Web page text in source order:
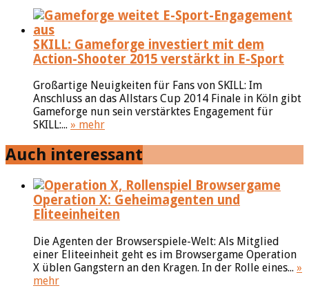
SKILL: Gameforge investiert mit dem
Action-Shooter 2015 verstärkt in E-Sport
Großartige Neuigkeiten für Fans von SKILL: Im
Anschluss an das Allstars Cup 2014 Finale in Köln gibt
Gameforge nun sein verstärktes Engagement für
SKILL:... » mehr
Auch interessant
Operation X: Geheimagenten und
Eliteeinheiten
Die Agenten der Browserspiele-Welt: Als Mitglied
einer Eliteeinheit geht es im Browsergame Operation
X üblen Gangstern an den Kragen. In der Rolle eines... »
mehr